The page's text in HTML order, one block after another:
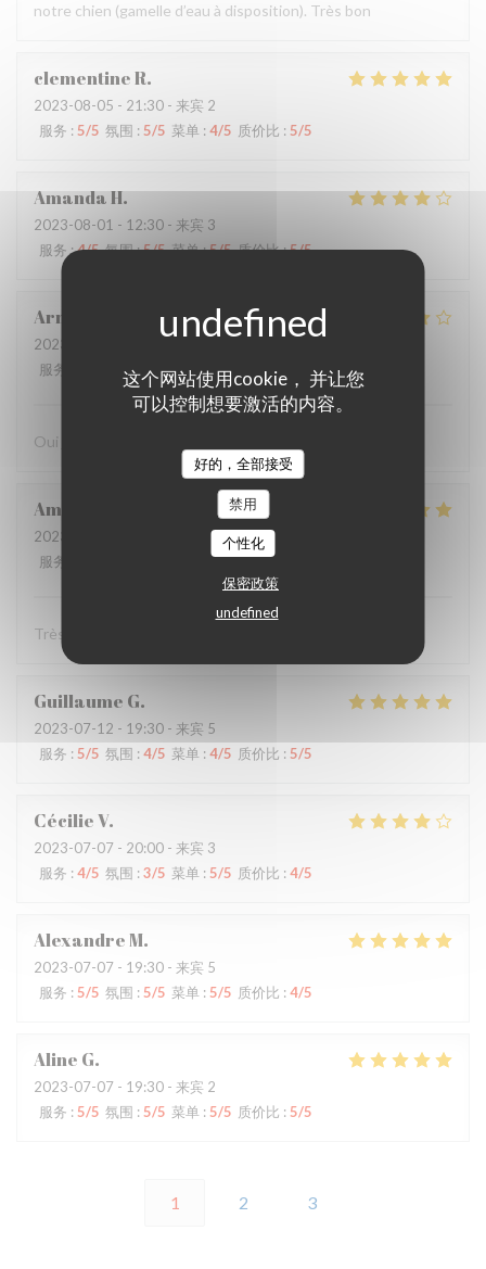
这个网站使用cookie， 并让您
可以控制想要激活的内容。
好的，全部接受
禁用
个性化
保密政策
undefined
notre chien (gamelle d’eau à disposition). Très bon
clementineR
2023-08-05 - 21:30 - 来宾 2
服务 : 5/5 氛围 : 5/5 菜单 : 4/5 质价比 : 5/5
AmandaH
2023-08-01 - 12:30 - 来宾 3
服务:4/5 氛围:5/5 菜单:5/5 质价比:5/5
Arnaud
2023-07-14
服务
氛围: 4/5 菜单 :4/5 质价比
Oui je recommande fortement ce restaurant
Amélie
2023-07-13
- 20:30 - 来宾 8
服务
5/5 质价比
Très bel accueil, très bon ! Merci !
Guillaume G
2023-07-12 - 19:30 - 来宾 5
服务 : 5/5 氛围 : 4/5 菜单 : 4/5 质价比 : 5/5
CécilieV
2023-07-07 - 20:00 - 来宾 3
服务 :4/5 氛围 : 3/5 菜单 :5/5 质价比 :4/5
AlexandreM
2023-07-07 - 19:30 - 来宾 5
服务 : 5/5 氛围 : 5/5 菜单 :5/5 质价比 : 4/5
Aline G
2023-07-07 - 19:30 - 来宾 2
服务 : 5/5 氛围 : 5/5 菜单 : 5/5 质价比 : 5/5
1 2 3